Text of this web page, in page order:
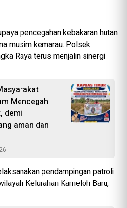
pencegahan kebakaran hutan
musim kemarau, Polsek
Raya terus menjalin sinergi
Mencegah
demi
aman dan
pendampingan patroli
Kelurahan Kameloh Baru,